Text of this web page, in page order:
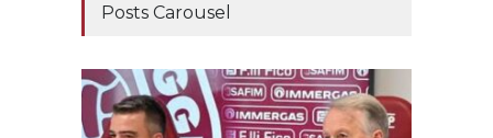
Posts Carousel